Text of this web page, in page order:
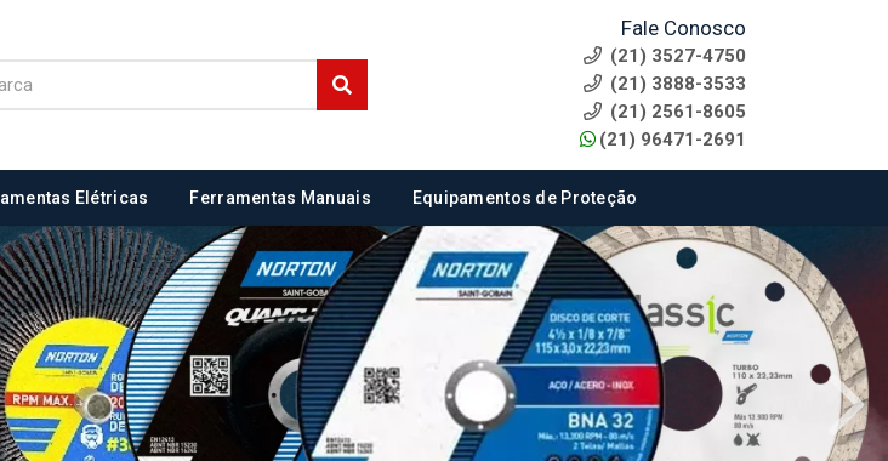
Fale Conosco
(21) 3527-4750
(21) 3888-3533
(21) 2561-8605
(21) 96471-2691
Elétricas Ferramentas Manuais Equipamentos de Proteção